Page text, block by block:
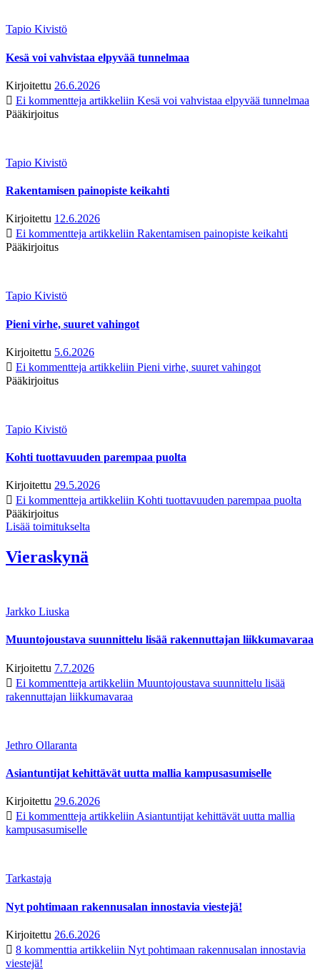
Tapio Kivistö
Kesä voi vahvistaa elpyvää tunnelmaa
Kirjoitettu 26.6.2026
Ei kommentteja artikkeliin Kesä voi vahvistaa elpyvää tunnelmaa
Pääkirjoitus
Tapio Kivistö
Rakentamisen painopiste keikahti
Kirjoitettu 12.6.2026
Ei kommentteja artikkeliin Rakentamisen painopiste keikahti
Pääkirjoitus
Tapio Kivistö
Pieni virhe, suuret vahingot
Kirjoitettu 5.6.2026
Ei kommentteja artikkeliin Pieni virhe, suuret vahingot
Pääkirjoitus
Tapio Kivistö
Kohti tuottavuuden parempaa puolta
Kirjoitettu 29.5.2026
Ei kommentteja artikkeliin Kohti tuottavuuden parempaa puolta
Pääkirjoitus
Lisää toimitukselta
Vieraskynä
Jarkko Liuska
Muuntojoustava suunnittelu lisää rakennuttajan liikkumavaraa
Kirjoitettu 7.7.2026
Ei kommentteja artikkeliin Muuntojoustava suunnittelu lisää
rakennuttajan liikkumavaraa
Jethro Ollaranta
Asiantuntijat kehittävät uutta mallia kampusasumiselle
Kirjoitettu 29.6.2026
Ei kommentteja artikkeliin Asiantuntijat kehittävät uutta mallia
kampusasumiselle
Tarkastaja
Nyt pohtimaan rakennusalan innostavia viestejä!
Kirjoitettu 26.6.2026
8 kommenttia artikkeliin Nyt pohtimaan rakennusalan innostavia
viestejä!